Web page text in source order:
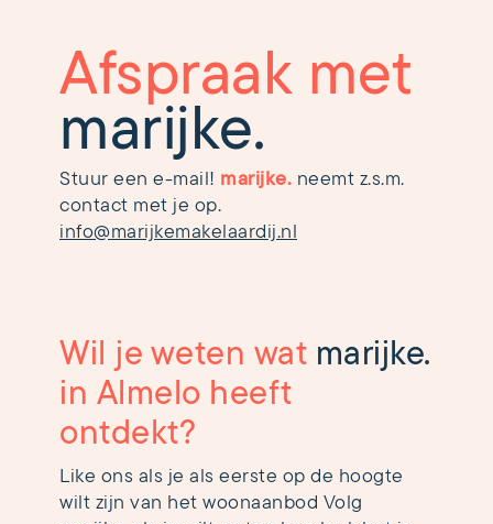
Afspraak met
marijke.
Stuur een e-mail! marijke. neemt z.s.m.
contact met je op.
info@marijkemakelaardij.nl
Wil je weten wat marijke.
in Almelo heeft
ontdekt?
Like ons als je als eerste op de hoogte
wilt zijn van het woonaanbod Volg